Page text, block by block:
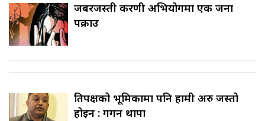
जबरजस्ती करणी अभियोगमा एक जना
पक्राउ
प्रतिपक्षको भूमिकामा पनि हामी अरु जस्तो
होइन : गगन थापा